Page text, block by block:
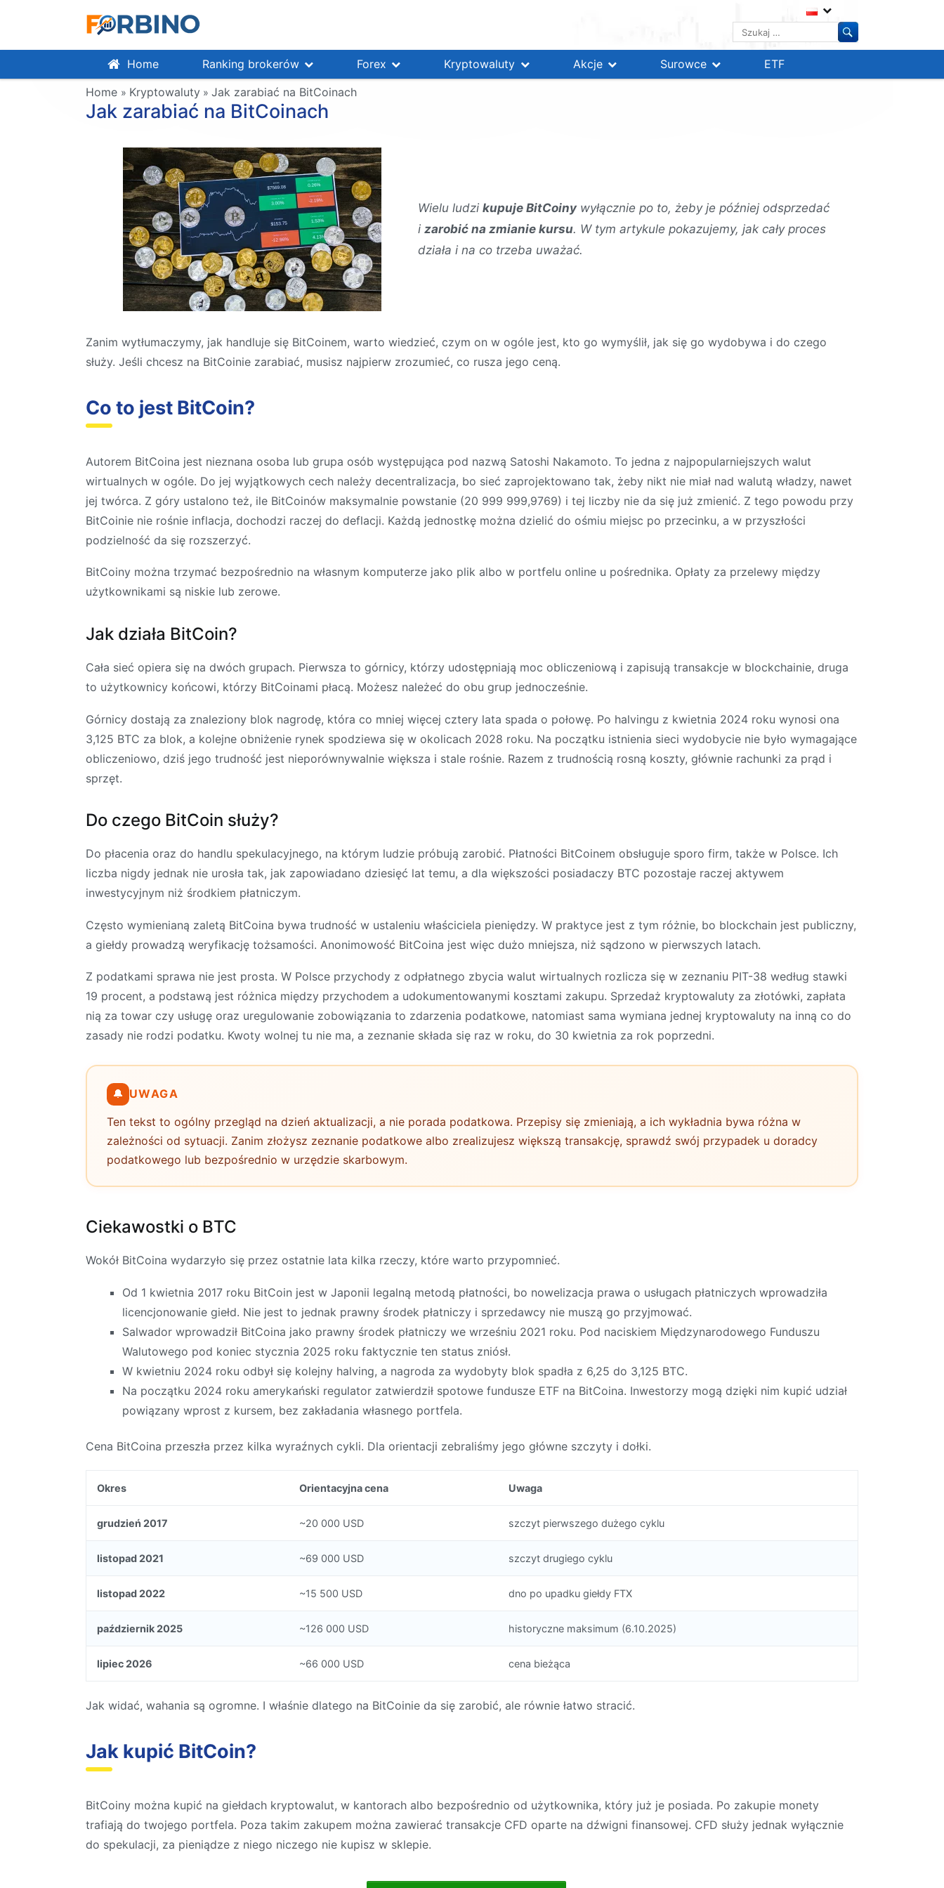
Szukaj:
Home Ranking brokerów Forex Kryptowaluty Akcje Surowce
ETF
Home » Kryptowaluty » Jak zarabiać na BitCoinach
Jak zarabiać na BitCoinach
Wielu ludzi kupuje BitCoiny wyłącznie po to, żeby je później odsprzedać
i zarobić na zmianie kursu. W tym artykule pokazujemy, jak cały proces
działa i na co trzeba uważać.
Zanim wytłumaczymy, jak handluje się BitCoinem, warto wiedzieć, czym on w ogóle jest, kto go wymyślił, jak się go wydobywa i do czego
służy. Jeśli chcesz na BitCoinie zarabiać, musisz najpierw zrozumieć, co rusza jego ceną.
Co to jest BitCoin?
Autorem BitCoina jest nieznana osoba lub grupa osób występująca pod nazwą Satoshi Nakamoto. To jedna z najpopularniejszych walut
wirtualnych w ogóle. Do jej wyjątkowych cech należy decentralizacja, bo sieć zaprojektowano tak, żeby nikt nie miał nad walutą władzy, nawet
jej twórca. Z góry ustalono też, ile BitCoinów maksymalnie powstanie (20 999 999,9769) i tej liczby nie da się już zmienić. Z tego powodu przy
BitCoinie nie rośnie inflacja, dochodzi raczej do deflacji. Każdą jednostkę można dzielić do ośmiu miejsc po przecinku, a w przyszłości
podzielność da się rozszerzyć.
BitCoiny można trzymać bezpośrednio na własnym komputerze jako plik albo w portfelu online u pośrednika. Opłaty za przelewy między
użytkownikami są niskie lub zerowe.
Jak działa BitCoin?
Cała sieć opiera się na dwóch grupach. Pierwsza to górnicy, którzy udostępniają moc obliczeniową i zapisują transakcje w blockchainie, druga
to użytkownicy końcowi, którzy BitCoinami płacą. Możesz należeć do obu grup jednocześnie.
Górnicy dostają za znaleziony blok nagrodę, która co mniej więcej cztery lata spada o połowę. Po halvingu z kwietnia 2024 roku wynosi ona
3,125 BTC za blok, a kolejne obniżenie rynek spodziewa się w okolicach 2028 roku. Na początku istnienia sieci wydobycie nie było wymagające
obliczeniowo, dziś jego trudność jest nieporównywalnie większa i stale rośnie. Razem z trudnością rosną koszty, głównie rachunki za prąd i
sprzęt.
Do czego BitCoin służy?
Do płacenia oraz do handlu spekulacyjnego, na którym ludzie próbują zarobić. Płatności BitCoinem obsługuje sporo firm, także w Polsce. Ich
liczba nigdy jednak nie urosła tak, jak zapowiadano dziesięć lat temu, a dla większości posiadaczy BTC pozostaje raczej aktywem
inwestycyjnym niż środkiem płatniczym.
Często wymienianą zaletą BitCoina bywa trudność w ustaleniu właściciela pieniędzy. W praktyce jest z tym różnie, bo blockchain jest publiczny,
a giełdy prowadzą weryfikację tożsamości. Anonimowość BitCoina jest więc dużo mniejsza, niż sądzono w pierwszych latach.
Z podatkami sprawa nie jest prosta. W Polsce przychody z odpłatnego zbycia walut wirtualnych rozlicza się w zeznaniu PIT-38 według stawki
19 procent, a podstawą jest różnica między przychodem a udokumentowanymi kosztami zakupu. Sprzedaż kryptowaluty za złotówki, zapłata
nią za towar czy usługę oraz uregulowanie zobowiązania to zdarzenia podatkowe, natomiast sama wymiana jednej kryptowaluty na inną co do
zasady nie rodzi podatku. Kwoty wolnej tu nie ma, a zeznanie składa się raz w roku, do 30 kwietnia za rok poprzedni.
🔔 UWAGA
Ten tekst to ogólny przegląd na dzień aktualizacji, a nie porada podatkowa. Przepisy się zmieniają, a ich wykładnia bywa różna w
zależności od sytuacji. Zanim złożysz zeznanie podatkowe albo zrealizujesz większą transakcję, sprawdź swój przypadek u doradcy
podatkowego lub bezpośrednio w urzędzie skarbowym.
Ciekawostki o BTC
Wokół BitCoina wydarzyło się przez ostatnie lata kilka rzeczy, które warto przypomnieć.
Od 1 kwietnia 2017 roku BitCoin jest w Japonii legalną metodą płatności, bo nowelizacja prawa o usługach płatniczych wprowadziła
licencjonowanie giełd. Nie jest to jednak prawny środek płatniczy i sprzedawcy nie muszą go przyjmować.
Salwador wprowadził BitCoina jako prawny środek płatniczy we wrześniu 2021 roku. Pod naciskiem Międzynarodowego Funduszu
Walutowego pod koniec stycznia 2025 roku faktycznie ten status zniósł.
W kwietniu 2024 roku odbył się kolejny halving, a nagroda za wydobyty blok spadła z 6,25 do 3,125 BTC.
Na początku 2024 roku amerykański regulator zatwierdził spotowe fundusze ETF na BitCoina. Inwestorzy mogą dzięki nim kupić udział
powiązany wprost z kursem, bez zakładania własnego portfela.
Cena BitCoina przeszła przez kilka wyraźnych cykli. Dla orientacji zebraliśmy jego główne szczyty i dołki.
Okres Orientacyjna cena Uwaga
grudzień 2017 ~20 000 USD szczyt pierwszego dużego cyklu
listopad 2021 ~69 000 USD szczyt drugiego cyklu
listopad 2022 ~15 500 USD dno po upadku giełdy FTX
październik 2025 ~126 000 USD historyczne maksimum (6.10.2025)
lipiec 2026 ~66 000 USD cena bieżąca
Jak widać, wahania są ogromne. I właśnie dlatego na BitCoinie da się zarobić, ale równie łatwo stracić.
Jak kupić BitCoin?
BitCoiny można kupić na giełdach kryptowalut, w kantorach albo bezpośrednio od użytkownika, który już je posiada. Po zakupie monety
trafiają do twojego portfela. Poza takim zakupem można zawierać transakcje CFD oparte na dźwigni finansowej. CFD służy jednak wyłącznie
do spekulacji, za pieniądze z niego niczego nie kupisz w sklepie.